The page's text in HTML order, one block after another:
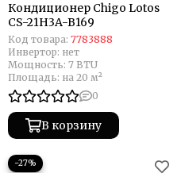
Кондиционер Chigo Lotos
CS-21H3A-B169
Код товара: 7783888
Инвертор: нет
Мощность: 7 BTU
Площадь: на 20 м²
0
В корзину
−27%